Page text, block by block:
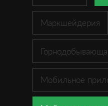
Маркшейдерия
Мобильное